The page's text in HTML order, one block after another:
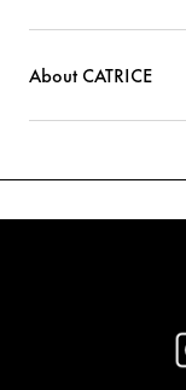
About CATRICE